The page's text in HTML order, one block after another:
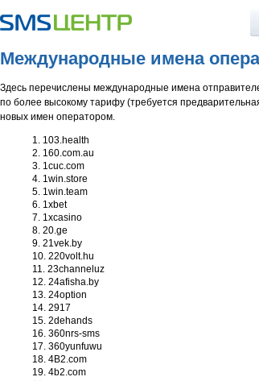
Международные имена
Здесь перечислены международные имена
по более высокому тарифу (требуется
новых имен оператором.
103.health
160.com.au
1cuc.com
1win.store
1win.team
1xbet
1xcasino
20.ge
21vek.by
220volt.hu
23channeluz
24afisha.by
24option
2917
2dehands
360nrs-sms
360yunfuwu
4B2.com
4b2.com